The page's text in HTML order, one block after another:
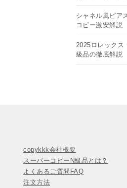
シャネル風ピア
コピー​激安解説
2025ロレックス
級品の徹底解説
copykkk会社概要
スーパーコピーN級品とは？
よくあるご質問FAQ
注文方法